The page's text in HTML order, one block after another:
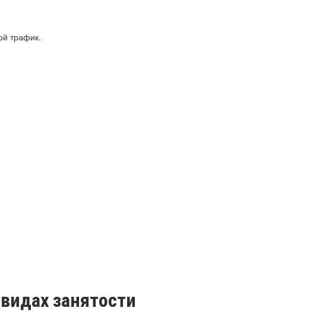
трафик.
занятости